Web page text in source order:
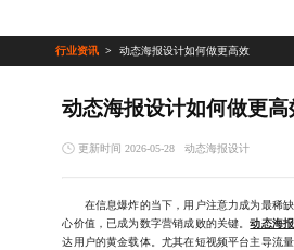
行业资讯 动态海报设计如何做更高效
动态海报设计如何做更高
更新时间 2026-05-28 动态海报设计
在信息爆炸的当下，用户注意力成为最稀缺
心价值，已成为数字营销成败的关键。动态海
达用户的黄金载体。尤其在短视频平台主导流